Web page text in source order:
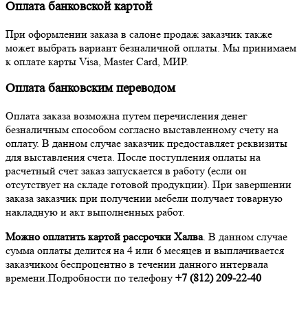
Оплата банковской картой
При оформлении заказа в салоне продаж заказчик также
может выбрать вариант безналичной оплаты. Мы принимаем
к оплате карты Visa, Master Card, МИР.
Оплата банковским переводом
Оплата заказа возможна путем перечисления денег
безналичным способом согласно выставленному счету на
оплату. В данном случае заказчик предоставляет реквизиты
для выставления счета. После поступления оплаты на
расчетный счет заказ запускается в работу (если он
отсутствует на складе готовой продукции). При завершении
заказа заказчик при получении мебели получает товарную
накладную и акт выполненных работ.
Можно оплатить картой рассрочки Халва. В данном случае
сумма оплаты делится на 4 или 6 месяцев и выплачивается
заказчиком беспроцентно в течении данного интервала
времени.Подробности по телефону +7 (812) 209-22-40